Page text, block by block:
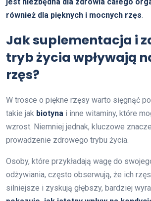
również dla pięknych i mocnych rzęs.
Jak suplementacja i
tryb życia wpływają
rzęs?
W trosce o piękne rzęsy warto sięgnąć
takie jak biotyna i inne witaminy, które
wzrost. Niemniej jednak, kluczowe
prowadzenie zdrowego trybu życia.
Osoby, które przykładają wagę do
odżywiania, często obserwują, że ich
silniejsze i zyskują głębszy, bardziej